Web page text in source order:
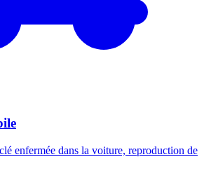
enfermée dans la voiture, reproduction de